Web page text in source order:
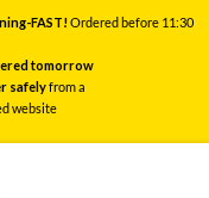
FAST!Ordered before 11:30
tomorrow
safelyfrom a
website